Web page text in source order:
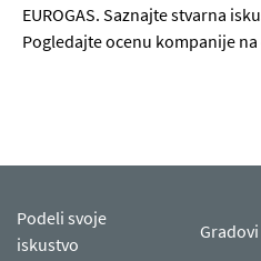
EUROGAS. Saznajte stvarna
Pogledajte ocenu kompanije
Podeli svoje
iskustvo
Gradovi